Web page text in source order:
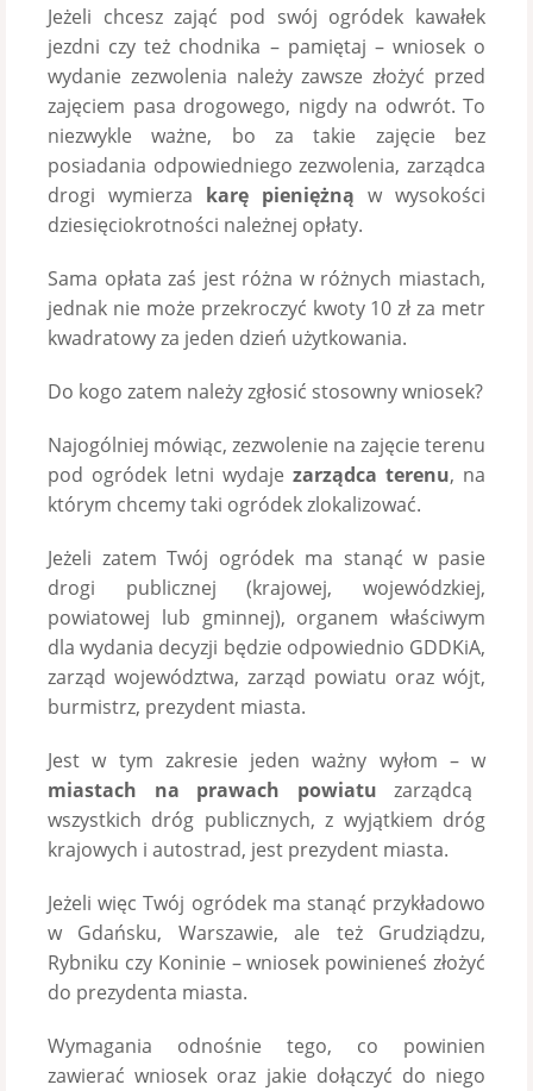
Jeżeli chcesz zająć pod swój ogródek kawałek
jezdni czy też chodnika – pamiętaj – wniosek o
wydanie zezwolenia należy zawsze złożyć przed
zajęciem pasa drogowego, nigdy na odwrót. To
niezwykle ważne, bo za takie zajęcie bez
posiadania odpowiedniego zezwolenia, zarządca
drogi wymierza karę pieniężną w wysokości
dziesięciokrotności należnej opłaty.
Sama opłata zaś jest różna w różnych miastach,
jednak nie może przekroczyć kwoty 10 zł za metr
kwadratowy za jeden dzień użytkowania.
Do kogo zatem należy zgłosić stosowny wniosek?
Najogólniej mówiąc, zezwolenie na zajęcie terenu
pod ogródek letni wydaje zarządca terenu, na
którym chcemy taki ogródek zlokalizować.
Jeżeli zatem Twój ogródek ma stanąć w pasie
drogi publicznej (krajowej, wojewódzkiej,
powiatowej lub gminnej), organem właściwym
dla wydania decyzji będzie odpowiednio GDDKiA,
zarząd województwa, zarząd powiatu oraz wójt,
burmistrz, prezydent miasta.
Jest w tym zakresie jeden ważny wyłom – w
miastach na prawach powiatu zarządcą
wszystkich dróg publicznych, z wyjątkiem dróg
krajowych i autostrad, jest prezydent miasta.
Jeżeli więc Twój ogródek ma stanąć przykładowo
w Gdańsku, Warszawie, ale też Grudziądzu,
Rybniku czy Koninie – wniosek powinieneś złożyć
do prezydenta miasta.
Wymagania odnośnie tego, co powinien
zawierać wniosek oraz jakie dołączyć do niego